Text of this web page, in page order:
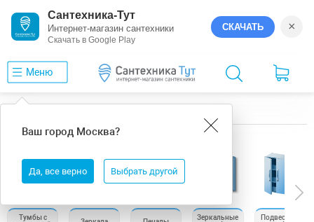
Сантехника-Тут
Интернет-магазин сантехники
Скачать в Google Play
СКАЧАТЬ ×
Меню
Ваш город Москва?
Да, все верно Выбрать другой
Мебель для ванной
Тумбы с
Зеркальные
Подвесные